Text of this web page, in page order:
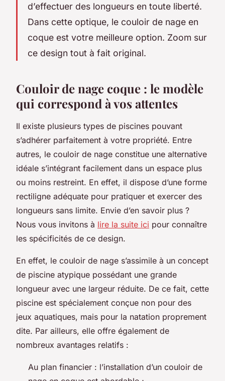
d’effectuer des longueurs en toute liberté.
Dans cette optique, le couloir de nage en
coque est votre meilleure option. Zoom sur
ce design tout à fait original.
Couloir de nage coque : le modèle
qui correspond à vos attentes
Il existe plusieurs types de piscines pouvant
s’adhérer parfaitement à votre propriété. Entre
autres, le couloir de nage constitue une alternative
idéale s’intégrant facilement dans un espace plus
ou moins restreint. En effet, il dispose d’une forme
rectiligne adéquate pour pratiquer et exercer des
longueurs sans limite. Envie d’en savoir plus ?
Nous vous invitons à lire la suite ici pour connaître
les spécificités de ce design.
En effet, le couloir de nage s’assimile à un concept
de piscine atypique possédant une grande
longueur avec une largeur réduite. De ce fait, cette
piscine est spécialement conçue non pour des
jeux aquatiques, mais pour la natation proprement
dite. Par ailleurs, elle offre également de
nombreux avantages relatifs :
Au plan financier : l’installation d’un couloir de